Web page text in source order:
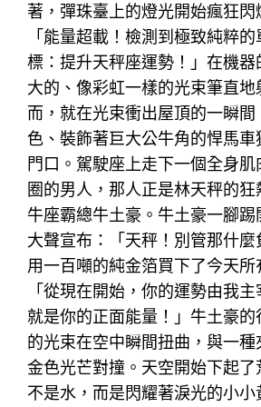
著，彈珠臺上的燈光開始瘋狂閃
「能量超載！檢測到極致純粹
標：提升天秤座運勢！」在機器
大的、像彩虹一樣的光束筆直地
而，就在光束衝出屋頂的一瞬
色、裝飾著巨大公牛角的悍馬車
門口。駕駛座上走下一個全身
圈的男人，那人正是林天秤的
牛座霸總牛土豪。牛土豪一腳踢
大聲宣布：「天秤！別管那什麼
用一百噸的純金箔買下了今天所
「從現在開始，你的運勢由我主
就是你的正面能量！」牛土豪
的光束在空中瞬間扭曲，與一種
金色光芒對撞。天空開始下起
不是水，而是閃耀著淚光的小小